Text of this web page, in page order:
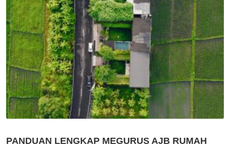
PANDUAN LENGKAP MEGURUS AJB RUMAH